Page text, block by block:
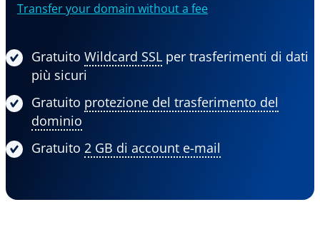
Transfer your domain without a fee
Gratuito Wildcard SSL per trasferimenti di dati
più sicuri
Gratuito protezione del trasferimento del
dominio
Gratuito 2 GB di account e-mail